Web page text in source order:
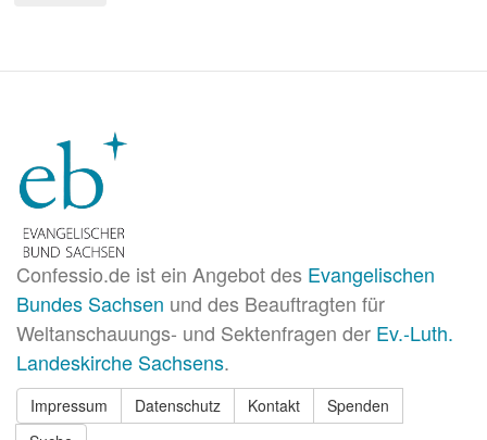
Confessio.de ist ein Angebot des Evangelischen
Bundes Sachsen und des Beauftragten für
Weltanschauungs- und Sektenfragen der Ev.-Luth.
Landeskirche Sachsens.
Impressum Datenschutz Kontakt
Spenden